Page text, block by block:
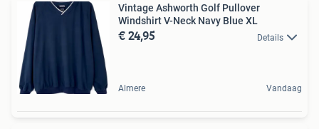
Vintage Ashworth Golf Pullover
Windshirt V-Neck Navy Blue XL
€ 24,95 Details
Almere Vandaag